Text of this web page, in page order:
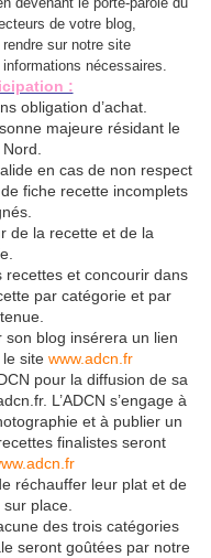
de votre blog,
sur notre site
nécessaires.
:
obligation d’achat.
majeure résidant le
en cas de non respect
fiche recette incomplets
de la recette et de la
et concourir dans
par catégorie et par
blog insérera un lien
site www.adcn.fr
pour la diffusion de sa
L’ADCN s’engage à
et à publier un
finalistes seront
réchauffer leur plat et de
place.
des trois catégories
seront goûtées par notre